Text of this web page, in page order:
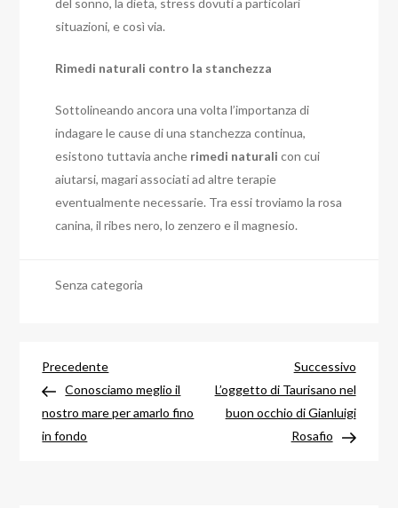
del sonno, la dieta, stress dovuti a particolari
situazioni, e così via.
Rimedi naturali contro la stanchezza
Sottolineando ancora una volta l’importanza di
indagare le cause di una stanchezza continua,
esistono tuttavia anche rimedi naturali con cui
aiutarsi, magari associati ad altre terapie
eventualmente necessarie. Tra essi troviamo la rosa
canina, il ribes nero, lo zenzero e il magnesio.
Senza categoria
Navigazione
articoli
Articolo
precedente
Precedente
Conosciamo meglio il
nostro mare per amarlo fino
in fondo
Successivo
L’oggetto di Taurisano nel
buon occhio di Gianluigi
Rosafio